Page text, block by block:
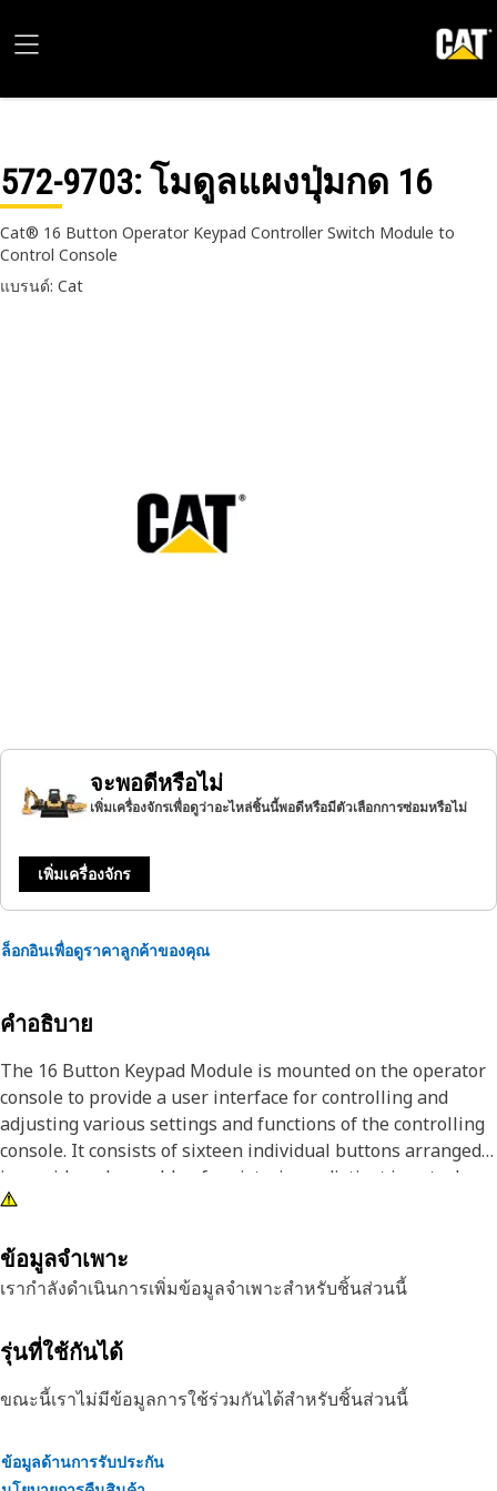
572-9703: โมดูลแผงปุ่มกด 16
Cat® 16 Button Operator Keypad Controller Switch Module to
Control Console
แบรนด์: Cat
จะพอดีหรือไม่
เพิ่มเครื่องจักรเพื่อดูว่าอะไหล่ชิ้นนี้พอดีหรือมีตัวเลือกการซ่อมหรือไม่
เพิ่มเครื่องจักร
ล็อกอินเพื่อดูราคาลูกค้าของคุณ
คำอธิบาย
The 16 Button Keypad Module is mounted on the operator
console to provide a user interface for controlling and
adjusting various settings and functions of the controlling
console. It consists of sixteen individual buttons arranged
in a grid, each capable of registering a distinct input when
pressed. It has a bezel connection to protect the buttons.
Attributes:
• Provide a quick response when the button is pressed,
• Voltage range 9 - 32 volts
• Mating connectors are 6-pin key and 3 amp seal
• Mounting stud thread M4 x 0.7
• Pictorially labeled
Applications:
ข้อมูลจำเพาะ
เรากำลังดำเนินการเพิ่มข้อมูลจำเพาะสำหรับชิ้นส่วนนี้
รุ่นที่ใช้กันได้
ขณะนี้เราไม่มีข้อมูลการใช้ร่วมกันได้สำหรับชิ้นส่วนนี้
ข้อมูลด้านการรับประกัน